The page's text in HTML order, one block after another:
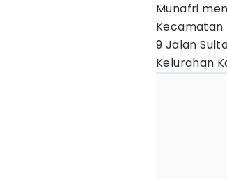
Munafri
Kecamatan
9 Jalan
Kelurahan